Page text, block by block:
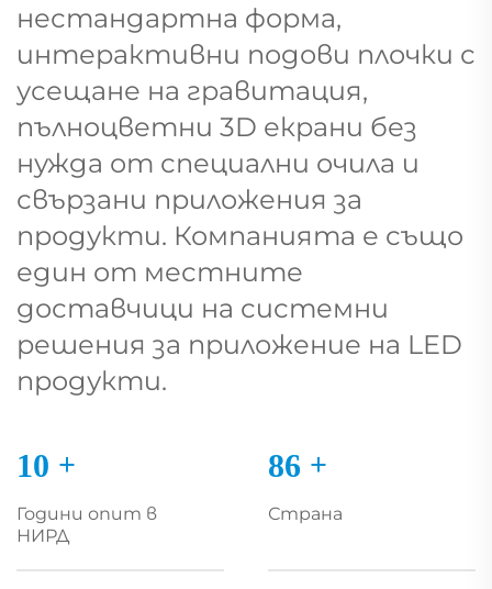
нестандартна форма,
интерактивни подови плочки с
усещане на гравитация,
пълноцветни 3D екрани без
нужда от специални очила и
свързани приложения за
продукти. Компанията е също
един от местните
доставчици на системни
решения за приложение на LED
продукти.
10 +
Години опит в
НИРД
90 +
Страна